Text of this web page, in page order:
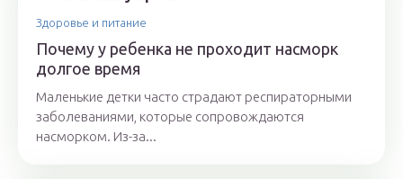
Здоровье и питание
Почему у ребенка не проходит насморк
долгое время
Маленькие детки часто страдают респираторными
заболеваниями, которые сопровождаются
насморком. Из-за...